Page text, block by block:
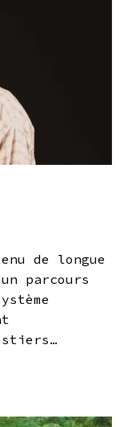
de longue
parcours